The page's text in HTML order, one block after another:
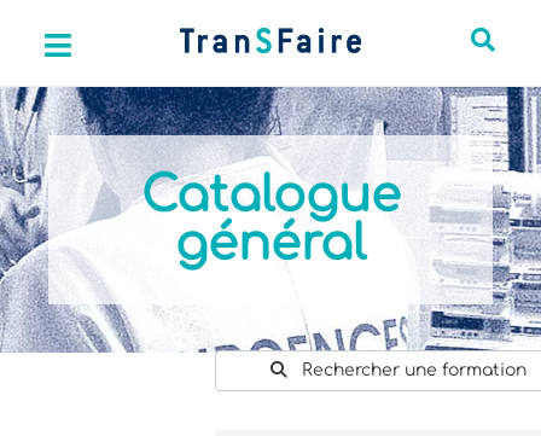
Catalogue
général
Rechercher une formation